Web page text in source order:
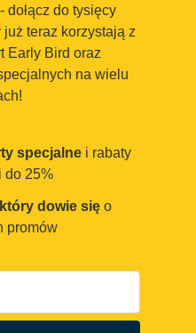
dołącz do tysięcy
już teraz korzystają z
Early Bird oraz
na wielu
specjalne i rabaty
do 25%
dowie się o
promów